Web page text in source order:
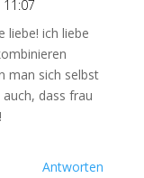
liebe! ich liebe
man sich selbst
dass frau
Antworten